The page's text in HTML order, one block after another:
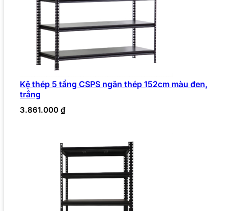
Kệ thép 5 tầng CSPS ngăn thép 152cm màu đen,
trắng
3.861.000 ₫